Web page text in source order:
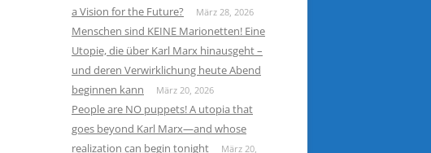
a Vision for the Future?
März 28, 2026
Menschen sind KEINE Marionetten! Eine
Utopie, die über Karl Marx hinausgeht –
und deren Verwirklichung heute Abend
beginnen kann
März 20, 2026
People are NO puppets! A utopia that
goes beyond Karl Marx—and whose
realization can begin tonight
März 20,